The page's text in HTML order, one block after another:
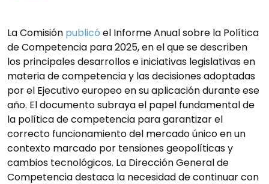
La Comisión publicó el Informe Anual sobre la Política
de Competencia para 2025, en el que se describen
los principales desarrollos e iniciativas legislativas en
materia de competencia y las decisiones adoptadas
por el Ejecutivo europeo en su aplicación durante ese
año. El documento subraya el papel fundamental de
la política de competencia para garantizar el
correcto funcionamiento del mercado único en un
contexto marcado por tensiones geopolíticas y
cambios tecnológicos. La Dirección General de
Competencia destaca la necesidad de continuar con